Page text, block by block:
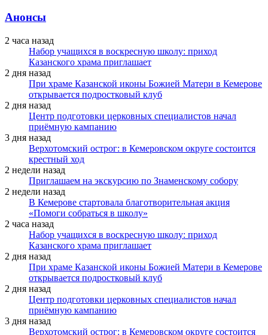
Анонсы
2 часа назад
Набор учащихся в воскресную школу: приход
Казанского храма приглашает
2 дня назад
При храме Казанской иконы Божией Матери в Кемерове
открывается подростковый клуб
2 дня назад
Центр подготовки церковных специалистов начал
приёмную кампанию
3 дня назад
Верхотомский острог: в Кемеровском округе состоится
крестный ход
2 недели назад
Приглашаем на экскурсию по Знаменскому собору
2 недели назад
В Кемерове стартовала благотворительная акция
«Помоги собраться в школу»
2 часа назад
Набор учащихся в воскресную школу: приход
Казанского храма приглашает
2 дня назад
При храме Казанской иконы Божией Матери в Кемерове
открывается подростковый клуб
2 дня назад
Центр подготовки церковных специалистов начал
приёмную кампанию
3 дня назад
Верхотомский острог: в Кемеровском округе состоится